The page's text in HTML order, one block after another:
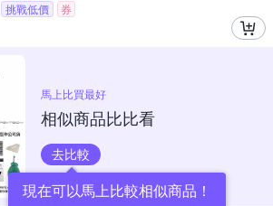
挑戰低價 券
馬上比買最好
相似商品比比看
去比較
現在可以馬上比較相似商品！